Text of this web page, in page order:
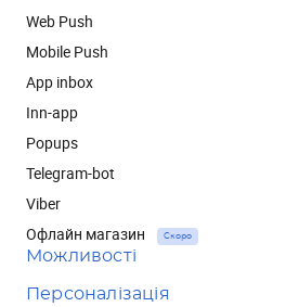
Web Push
Mobile Push
App inbox
Inn-app
Popups
Telegram-bot
Viber
Офлайн магазин
Скоро
Можливості
Персоналізація